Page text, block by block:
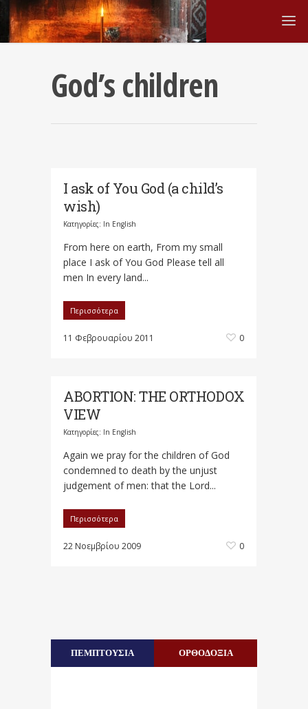
God’s children
I ask of You God (a child’s
wish)
Κατηγορίες: In English
From here on earth, From my small
place I ask of You God Please tell all
men In every land...
Περισσότερα
11 Φεβρουαρίου 2011 0
ABORTION: THE ORTHODOX
VIEW
Κατηγορίες: In English
Again we pray for the children of God
condemned to death by the unjust
judgement of men: that the Lord...
Περισσότερα
22 Νοεμβρίου 2009 0
ΠΕΜΠΤΟΥΣΙΑ ΟΡΘΟΔΟΞΙΑ